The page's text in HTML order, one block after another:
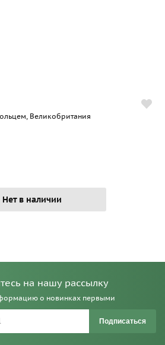
Великобритания
Нет в наличии
на нашу рассылку
о новинках первыми
Подписаться